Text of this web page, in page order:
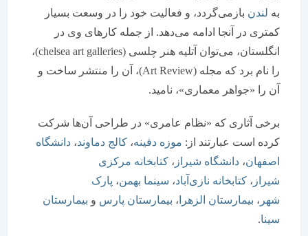
بازمی‌گردد، و فعالیت خود را در وسعت بسیار
در آنجا ادامه می‌دهد. از جمله کارهای وی در
انگلستان، می‌توان آتلیه هنر چلسی (chelsea art galleries)،
را نام برد که مجله (Art Review)، آن را منتشر ساخت و
را «جواهر معماری»، نامید.
آثاری که «نظام عامری» در طراحی آن‌ها شرکت
است عبارتند از:موزه دفینه ، کالج دماوند،دانشگاه
،دانشگاه شیراز،کتابخانه مرکزی
،کتابخانه نازی‌آباد، سینما بهمن،پارک
بیمارستان الزهرا، بیمارستان پارسوبیمارستان